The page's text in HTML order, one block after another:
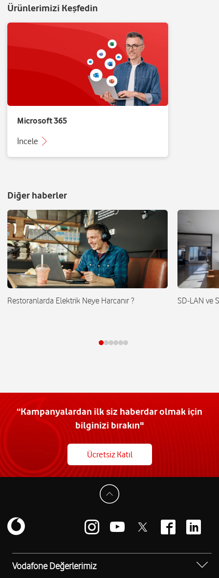
Ürünlerimizi Keşfedin
Microsoft 365
İncele
Diğer haberler
Restoranlarda Elektrik Neye Harcanır ? SD-LAN ve
“Kampanyalardan ilk siz haberdar olmak için
bilginizi bırakın"
Ücretsiz Katıl
Vodafone Değerlerimiz